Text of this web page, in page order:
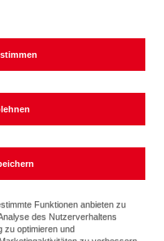
entspannen
Funktionen anbieten zu
des Nutzerverhaltens
zu optimieren und